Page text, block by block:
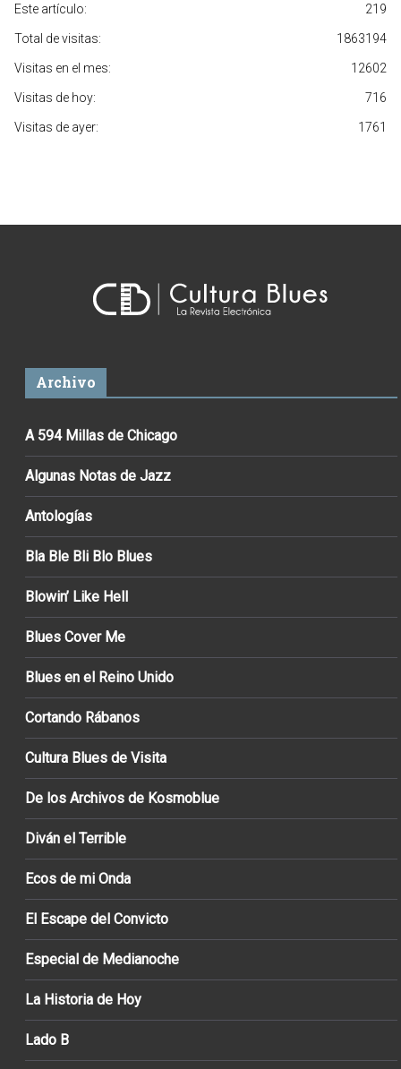
219
Este artículo:
1863194
Total de visitas:
12602
Visitas en el mes:
716
Visitas de hoy:
1761
Visitas de ayer:
Archivo
A 594 Millas de Chicago
Algunas Notas de Jazz
Antologías
Bla Ble Bli Blo Blues
Blowin’ Like Hell
Blues Cover Me
Blues en el Reino Unido
Cortando Rábanos
Cultura Blues de Visita
De los Archivos de Kosmoblue
Diván el Terrible
Ecos de mi Onda
El Escape del Convicto
Especial de Medianoche
La Historia de Hoy
Lado B